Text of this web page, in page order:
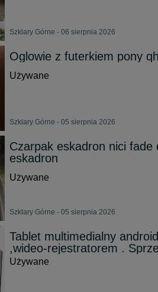
Szklary Górne - 06 sierpnia 2026
Oglowie z futerkiem pony
Używane
Szklary Górne - 05 sierpnia 2026
Czarpak eskadron nici
eskadron
Używane
Szklary Górne - 05 sierpnia 2026
Tablet multimedialny
,wideo-rejestratorem .
Używane